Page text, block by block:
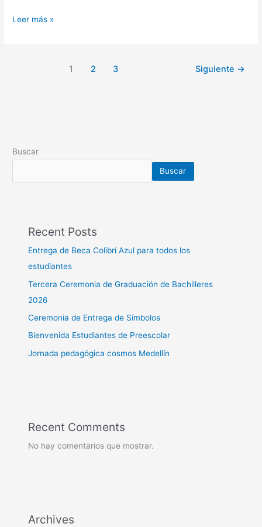
Leer más »
1 2 3 Siguiente →
Buscar
Buscar
Recent Posts
Entrega de Beca Colibrí Azul para todos los
estudiantes
Tercera Ceremonia de Graduación de Bachilleres
2026
Ceremonia de Entrega de Símbolos
Bienvenida Estudiantes de Preescolar
Jornada pedagógica cosmos Medellín
Recent Comments
No hay comentarios que mostrar.
Archives